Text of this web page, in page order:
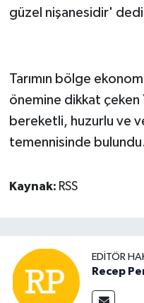
güzel nişanesidir'
Tarımın bölge
önemine dikkat
bereketli, huzurlu ve
temennisinde
Kaynak: RSS
EDITÖR
Recep